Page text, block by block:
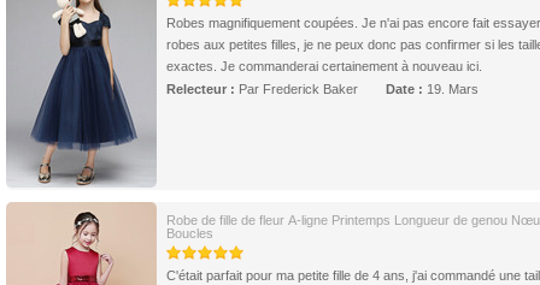
Robes magnifiquement coupées. Je n'ai pas encore fait
robes aux petites filles, je ne peux donc pas confirmer si les
exactes. Je commanderai certainement à nouveau ici.
Relecteur : Par Frederick Baker Date : 19. Mars
Robe de fille de fleur A-ligne Printemps Longueur de genou
Boucles
C'était parfait pour ma petite fille de 4 ans, j'ai commandé une